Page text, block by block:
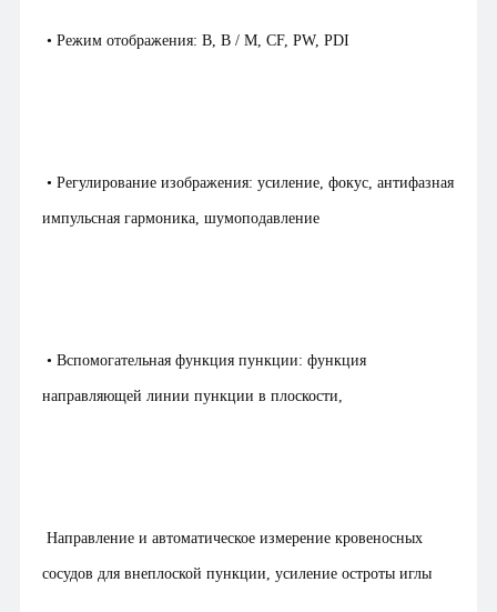
• Режим отображения: B, B / M, CF, PW, PDI
• Регулирование изображения: усиление, фокус, антифазная
импульсная гармоника, шумоподавление
• Вспомогательная функция пункции: функция
направляющей линии пункции в плоскости,
Направление и автоматическое измерение кровеносных
сосудов для внеплоской пункции, усиление остроты иглы